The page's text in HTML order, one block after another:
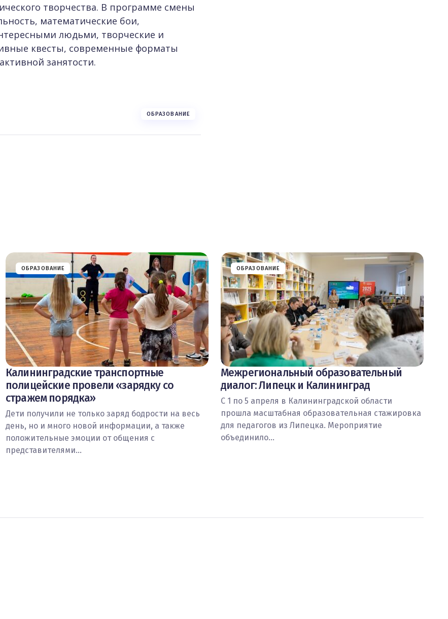
творчества. В программе смены
математические бои,
людьми, творческие и
квесты, современные форматы
занятости.
ОБРАЗОВАНИЕ
ОБРАЗОВАНИЕ
Калининградские транспортные
полицейские провели «зарядку со
стражем порядка»
Дети получили не только заряд бодрости на весь
день, но и много новой информации, а также
положительные эмоции от общения с
представителями…
ОБРАЗОВАНИЕ
Межрегиональный образовательный
диалог: Липецк и Калининград
С 1 по 5 апреля в Калининградской области
прошла масштабная образовательная стажировка
для педагогов из Липецка. Мероприятие
объединило…